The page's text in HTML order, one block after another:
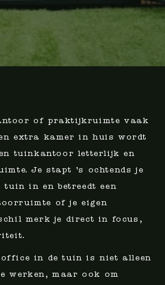
of praktijkruimte vaak
extra kamer in huis wordt
tuinkantoor letterlijk en
Je stapt ’s ochtends je
in en betreedt een
of je eigen
merk je direct in focus,
office in de tuin is niet alleen
werken, maar ook om